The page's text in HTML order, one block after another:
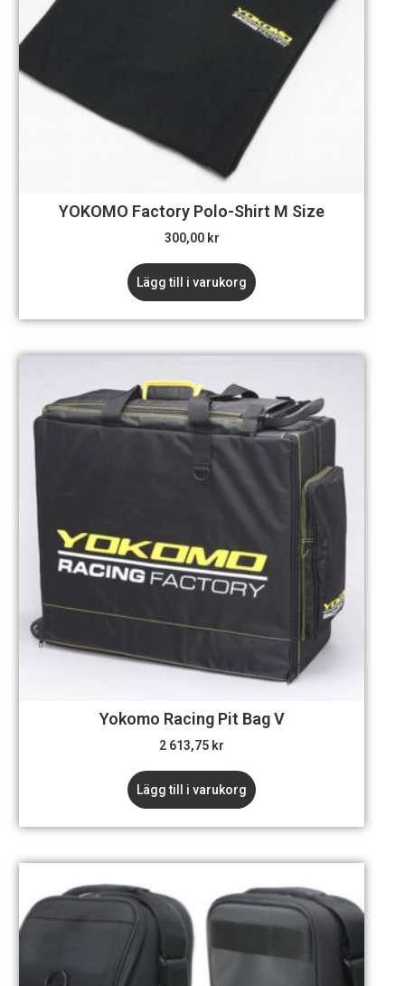
YOKOMO Factory Polo-Shirt M Size
300,00 kr
Lägg till i varukorg
Yokomo Racing Pit Bag V
2 613,75 kr
Lägg till i varukorg